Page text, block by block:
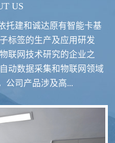
RFID智慧食堂系统
US
托建和诚达原有智能卡基
标签的生产及应用研发
联网技术研究的企业之
动数据采集和物联网领域
公司产品涉及高...